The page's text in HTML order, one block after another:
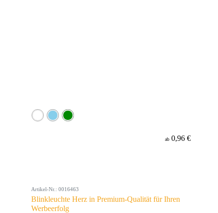
ab 0,96 €
Artikel-Nr.: 0016463
Blinkleuchte Herz in Premium-Qualität für Ihren
Werbeerfolg